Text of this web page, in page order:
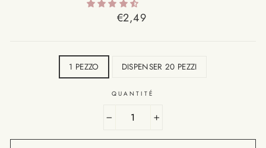
Prix
€2,49
1 PEZZO DISPENSER 20 PEZZI
QUANTITÉ
+